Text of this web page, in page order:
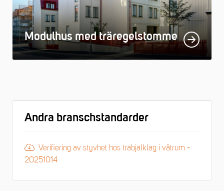
Modulhus med träregelstomme
Andra branschstandarder
Verifiering av styvhet hos träbjälklag i våtrum -
20251014